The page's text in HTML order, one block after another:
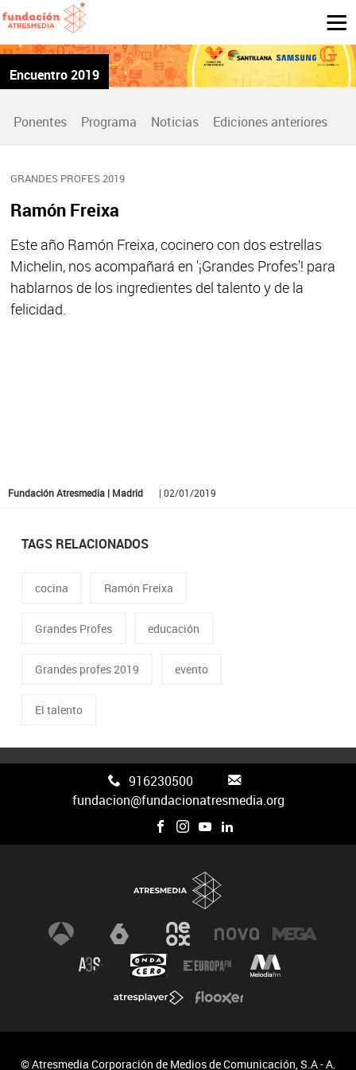
Encuentro 2019
Ponentes Programa Noticias Ediciones anteriores
GRANDES PROFES 2019
Ramón Freixa
Este año Ramón Freixa, cocinero con dos estrellas
Michelin, nos acompañará en '¡Grandes Profes'! para
hablarnos de los ingredientes del talentoy de la
felicidad.
Fundación Atresmedia | Madrid | 02/01/2019
TAGS RELACIONADOS
cocina Ramón Freixa
Grandes Profes educación
Grandes profes 2019 evento
El talento
916230500
fundacion@fundacionatresmedia.org
© Atresmedia Corporación de Medios de Comunicación, S.A - A.